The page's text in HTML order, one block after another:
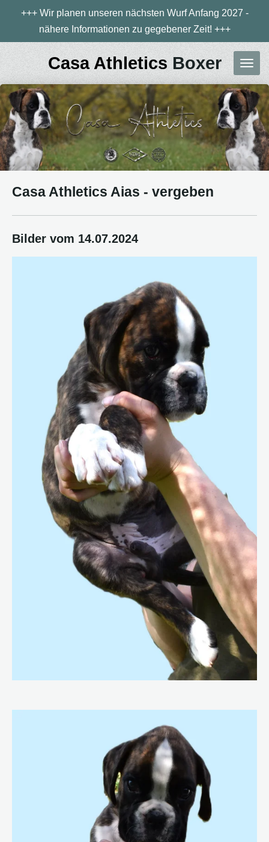
Zum
Hauptinhalt
springen
Casa Athletics Boxer
+++ Wir planen unseren nächsten Wurf Anfang 2027 -
nähere Informationen zu gegebener Zeit! +++
Casa Athletics Aias - vergeben
Bilder vom 14.07.2024